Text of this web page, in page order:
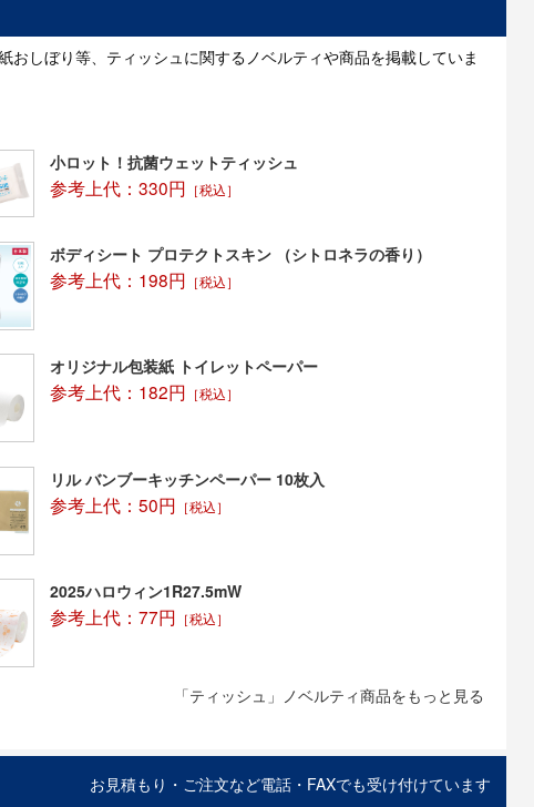
手が届く場所にはおかないでください
常が発生した場合、直ちに使用を中止してください
場合がございますのでまずはお問合せください。
は240個ですが、それ以下でもご依頼を承っております。
ト割れ手数料がかかる場合があります。
しぼり等、ティッシュに関するノベルティや商品を掲載していま
小ロット！抗菌ウェットティッシュ
参考上代：330円 ［税込］
ボディシート プロテクトスキン （シトロネラの香り）
参考上代：198円 ［税込］
オリジナル包装紙 トイレットペーパー
参考上代：182円 ［税込］
リル バンブーキッチンペーパー 10枚入
参考上代：50円 ［税込］
2025ハロウィン1R27.5mW
参考上代：77円 ［税込］
「ティッシュ」ノベルティ商品をもっと見る
お見積もり・ご注文など電話・FAXでも受け付けています